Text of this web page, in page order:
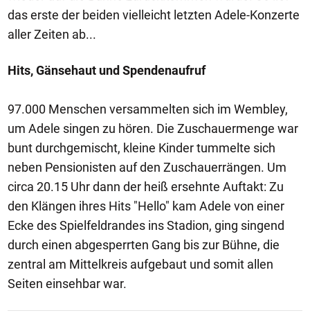
das erste der beiden vielleicht letzten Adele-Konzerte
aller Zeiten ab...
Hits, Gänsehaut und Spendenaufruf
97.000 Menschen versammelten sich im Wembley,
um Adele singen zu hören. Die Zuschauermenge war
bunt durchgemischt, kleine Kinder tummelte sich
neben Pensionisten auf den Zuschauerrängen. Um
circa 20.15 Uhr dann der heiß ersehnte Auftakt: Zu
den Klängen ihres Hits "Hello" kam Adele von einer
Ecke des Spielfeldrandes ins Stadion, ging singend
durch einen abgesperrten Gang bis zur Bühne, die
zentral am Mittelkreis aufgebaut und somit allen
Seiten einsehbar war.